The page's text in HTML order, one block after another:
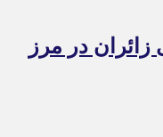
در مرز